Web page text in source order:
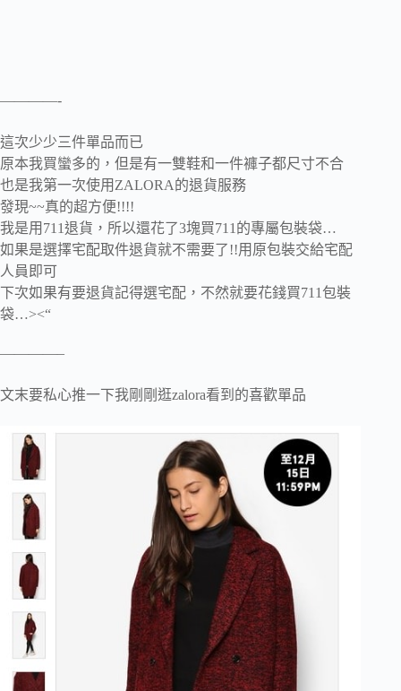
————-
這次少少三件單品而已
原本我買蠻多的，但是有一雙鞋和一件褲子都尺寸不合
也是我第一次使用ZALORA的退貨服務
發現~~真的超方便!!!!
我是用711退貨，所以還花了3塊買711的專屬包裝袋…
如果是選擇宅配取件退貨就不需要了!!用原包裝交給宅配
人員即可
下次如果有要退貨記得選宅配，不然就要花錢買711包裝
袋…><“
————–
文末要私心推一下我剛剛逛zalora看到的喜歡單品